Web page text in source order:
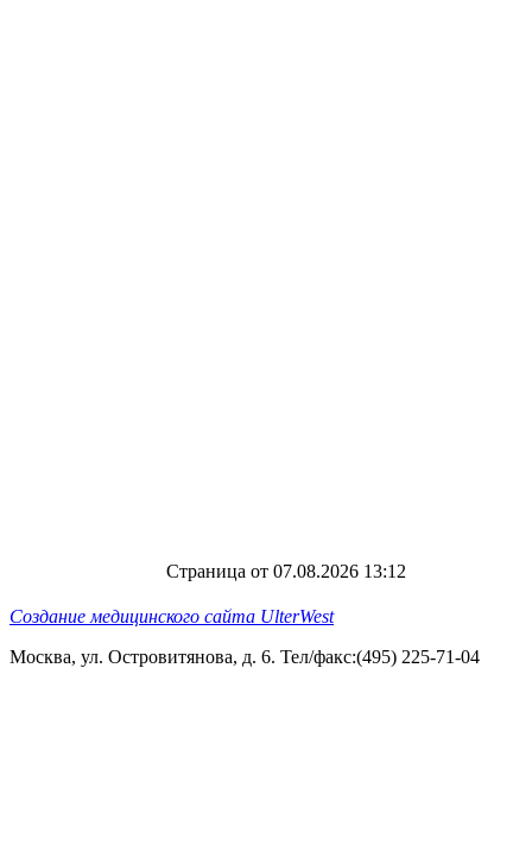
Страница от 07.08.2026 13:12
Создание медицинского сайта UlterWest
Москва, ул. Островитянова, д. 6. Тел/факс:(495) 225-71-04